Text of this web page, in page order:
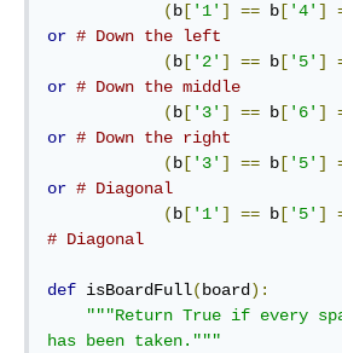
( b [ '1' ] == b [ '4' ]
or # Down the left
( b [ '2' ] == b [ '5' ]
or # Down the middle
( b [ '3' ] == b [ '6' ]
or # Down the right
( b [ '3' ] == b [ '5' ]
or # Diagonal
( b [ '1' ] == b [ '5' ]
# Diagonal
def isBoardFull( board ):
"""Return True if every
has been taken."""